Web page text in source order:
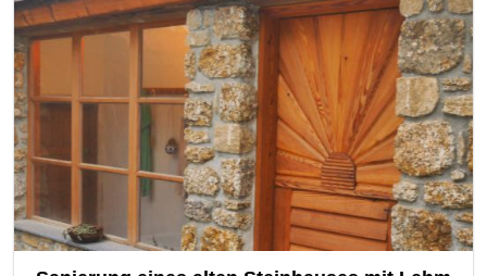
weltlich
sein?